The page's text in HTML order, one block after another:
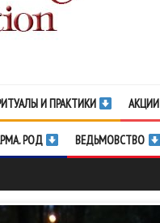
И ПРАКТИКИ АКЦИИ
РОД ВЕДЬМОВСТВО